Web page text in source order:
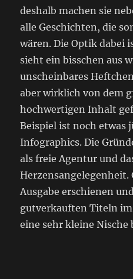
deshalb machen sie
alle Geschichten, die
wären. Die Optik dabei
sieht ein bisschen aus
unscheinbares
aber wirklich von dem
hochwertigen Inhalt
Beispiel ist noch etwas
Infographics. Die
als freie Agentur und
Herzensangelegenheit.
Ausgabe erschienen
gutverkauften Titeln
eine sehr kleine Nische